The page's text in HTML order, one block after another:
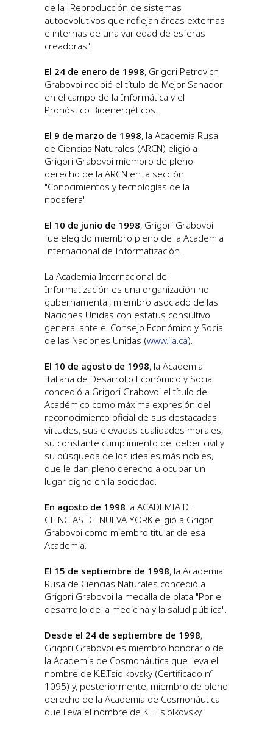
de la "Reproducción de sistemas
autoevolutivos que reflejan áreas externas
e internas de una variedad de esferas
creadoras".
El 24 de enero de 1998, Grigori Petrovich
Grabovoi recibió el título de Mejor Sanador
en el campo de la Informática y el
Pronóstico Bioenergéticos.
El 9 de marzo de 1998, la Academia Rusa
de Ciencias Naturales (ARCN) eligió a
Grigori Grabovoi miembro de pleno
derecho de la ARCN en la sección
"Conocimientos y tecnologías de la
noosfera".
El 10 de junio de 1998, Grigori Grabovoi
fue elegido miembro pleno de la Academia
Internacional de Informatización.
La Academia Internacional de
Informatización es una organización no
gubernamental, miembro asociado de las
Naciones Unidas con estatus consultivo
general ante el Consejo Económico y Social
de las Naciones Unidas (www.iia.ca).
El 10 de agosto de 1998, la Academia
Italiana de Desarrollo Económico y Social
concedió a Grigori Grabovoi el título de
Académico como máxima expresión del
reconocimiento oficial de sus destacadas
virtudes, sus elevadas cualidades morales,
su constante cumplimiento del deber civil y
su búsqueda de los ideales más nobles,
que le dan pleno derecho a ocupar un
lugar digno en la sociedad.
En agosto de 1998 la ACADEMIA DE
CIENCIAS DE NUEVA YORK eligió a Grigori
Grabovoi como miembro titular de esa
Academia.
El 15 de septiembre de 1998, la Academia
Rusa de Ciencias Naturales concedió a
Grigori Grabovoi la medalla de plata "Por el
desarrollo de la medicina y la salud pública".
Desde el 24 de septiembre de 1998,
Grigori Grabovoi es miembro honorario de
la Academia de Cosmonáutica que lleva el
nombre de K.E.Tsiolkovsky (Certificado nº
1095) y, posteriormente, miembro de pleno
derecho de la Academia de Cosmonáutica
que lleva el nombre de K.E.Tsiolkovsky.